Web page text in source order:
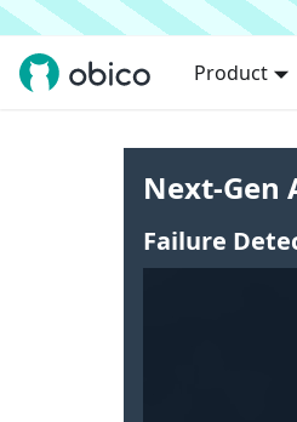
Product
Next-Gen
Failure